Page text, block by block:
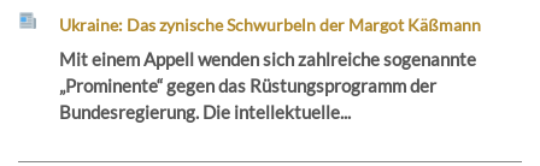
Ukraine: Das zynische Schwurbeln der Margot Käßmann
Mit einem Appell wenden sich zahlreiche sogenannte
„Prominente“ gegen das Rüstungsprogramm der
Bundesregierung. Die intellektuelle...